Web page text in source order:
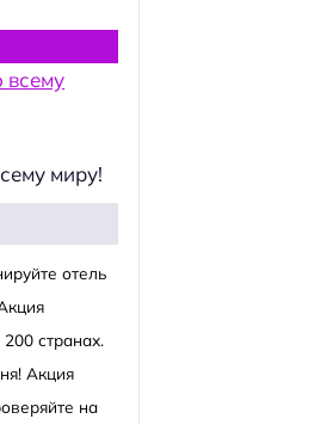
миру!
отель
странах.
Акция
на